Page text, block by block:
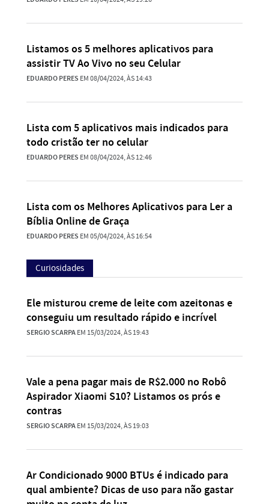
Listamos os 5 melhores aplicativos para
assistir TV Ao Vivo no seu Celular
EDUARDO PERES EM 08/04/2024, ÀS 14:43
Lista com 5 aplicativos mais indicados para
todo cristão ter no celular
EDUARDO PERES EM 08/04/2024, ÀS 12:46
Lista com os Melhores Aplicativos para Ler a
Bíblia Online de Graça
EDUARDO PERES EM 05/04/2024, ÀS 16:54
Curiosidades
Ele misturou creme de leite com azeitonas e
conseguiu um resultado rápido e incrível
SERGIO SCARPAEM 15/03/2024, ÀS 19:43
Vale a pena pagar mais de R$2.000 no Robô
Aspirador Xiaomi S10? Listamos os prós e
contras
SERGIO SCARPAEM 15/03/2024, ÀS 19:03
Ar Condicionado 9000 BTUs é indicado para
qual ambiente? Dicas de uso para não gastar